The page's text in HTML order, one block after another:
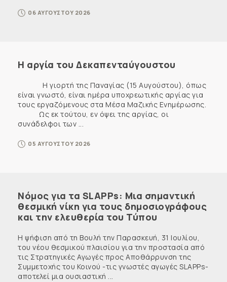
06 ΑΥΓΟΥΣΤΟΥ 2026
Η αργία του Δεκαπενταύγουστου
Η γιορτή της Παναγίας (15 Αυγούστου), όπως
είναι γνωστό, είναι ημέρα υποχρεωτικής αργίας για
τους εργαζόμενους στα Μέσα Μαζικής Ενημέρωσης.
Ως εκ τούτου, εν όψει της αργίας, οι
συνάδελφοι των ...
05 ΑΥΓΟΥΣΤΟΥ 2026
Νόμος για τα SLAPPs: Μια σημαντική
θεσμική νίκη για τους δημοσιογράφους
και την ελευθερία του Τύπου
Η ψήφιση από τη Βουλή την Παρασκευή, 31 Ιουλίου,
του νέου θεσμικού πλαισίου για την προστασία από
τις Στρατηγικές Αγωγές προς Αποθάρρυνση της
Συμμετοχής του Κοινού -τις γνωστές αγωγές SLAPPs-
αποτελεί μια ουσιαστική ...